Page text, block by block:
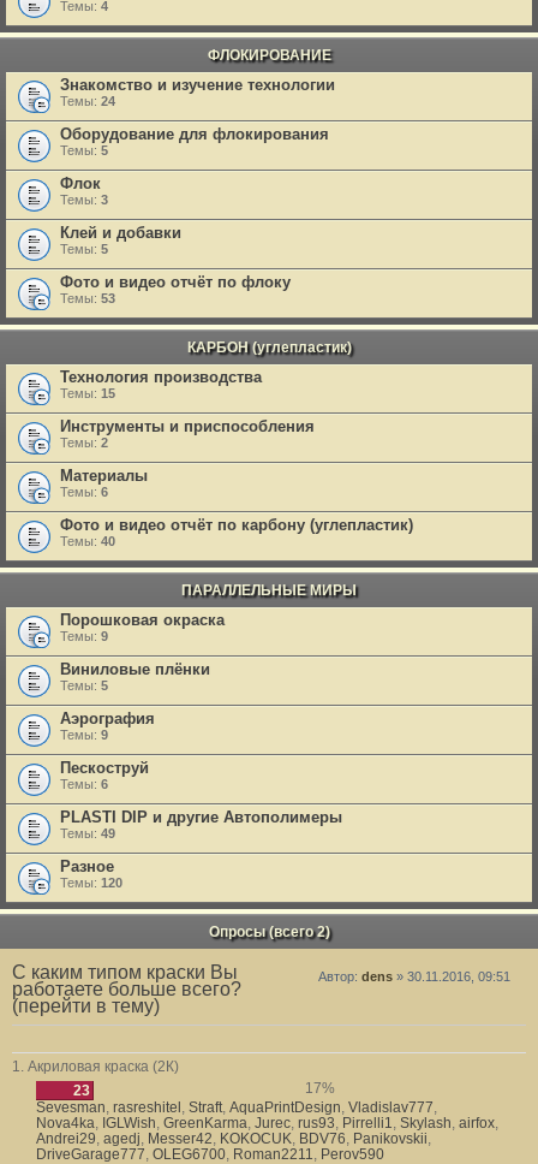
Темы: 4
ФЛОКИРОВАНИЕ
Знакомство и изучение технологии
Темы: 24
Оборудование для флокирования
Темы: 5
Флок
Темы: 3
Клей и добавки
Темы: 5
Фото и видео отчёт по флоку
Темы: 53
КАРБОН (углепластик)
Технология производства
Темы: 15
Инструменты и приспособления
Темы: 2
Материалы
Темы: 6
Фото и видео отчёт по карбону (углепластик)
Темы: 40
ПАРАЛЛЕЛЬНЫЕ МИРЫ
Порошковая окраска
Темы: 9
Виниловые плёнки
Темы: 5
Аэрография
Темы: 9
Пескоструй
Темы: 6
PLASTI DIP и другие Автополимеры
Темы: 49
Разное
Темы: 120
Опросы (всего 2)
Автор: dens» 30.11.2016, 09:51
С каким типом краски Вы
работаете больше всего?
(перейти в тему)
1. Акриловая краска (2К)
23
Sevesman, rasreshitel , Straft, AquaPrintDesign, Vladislav777,
Nova4ka, IGLWish, GreenKarma, Jurec, rus93, Pirrelli1, Skylash, airfox,
Andrei29, agedj, Messer42, KOKOCUK, BDV76, Panikovskii,
DriveGarage777, OLEG6700, Roman2211, Perov590
17%